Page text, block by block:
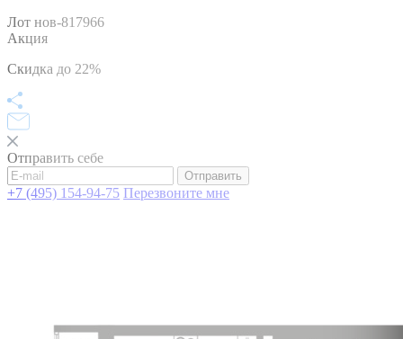
Лот нов-817966
Акция
Скидка до 22%
Отправить себе
Отправить
+7 (495) 154-94-75 Перезвоните мне